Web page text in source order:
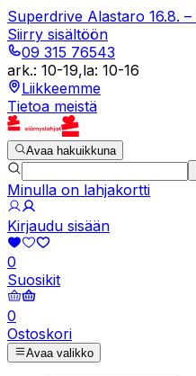
Superdrive Alastaro 16.8.
Siirry sisältöön
09 315 76543
ark.: 10-19,la: 10-16
Liikkeemme
Tietoa meistä
Avaa hakuikkuna
Minulla on lahjakortti
Kirjaudu sisään
0
Suosikit
0
Ostoskori
Avaa valikko